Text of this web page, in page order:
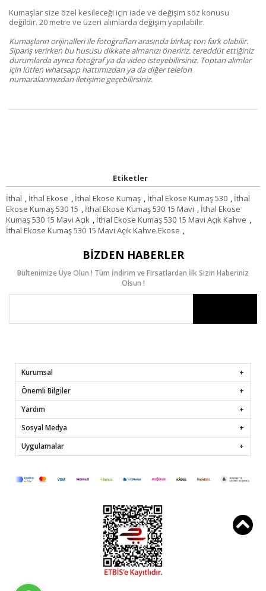
Kumaşlar size özel kesileceği için iade ve değişim söz konusu
değildir. 20 metre ve üzeri alımlarda değişim yapılabilir.
Kumaşların orijinalleri ile fotoğrafları arasında birkaç ton fark olabilir.
Sipariş verirken bu hususu dikkate almanızı öneririz. tereddüt ettiğiniz
durumlarda ayrıca fotoğraf ya da video isteyebilirsiniz. Toptan alımlar
için lütfen whatsapp hattımızdan ya da diğer telefon
numaralarımızdan iletişime geçebilirsiniz.
Etiketler
İthal , İthal Ekose , İthal Ekose Kumaş , İthal Ekose Kumaş 530 , İthal
Ekose Kumaş 530 15 , İthal Ekose Kumaş 530 15 Mavi , İthal Ekose
Kumaş 530 15 Mavi Açık , İthal Ekose Kumaş 530 15 Mavi Açık Kahve ,
İthal Ekose Kumaş 530 15 Mavi Açık Kahve Ekose ,
BIZDEN HABERLER
Bültenimize Üye Olun ! Tüm İndirim ve Fırsatlardan İlk Sizin Haberiniz
Olsun !
Kurumsal
Önemli Bilgiler
Yardım
Sosyal Medya
Uygulamalar